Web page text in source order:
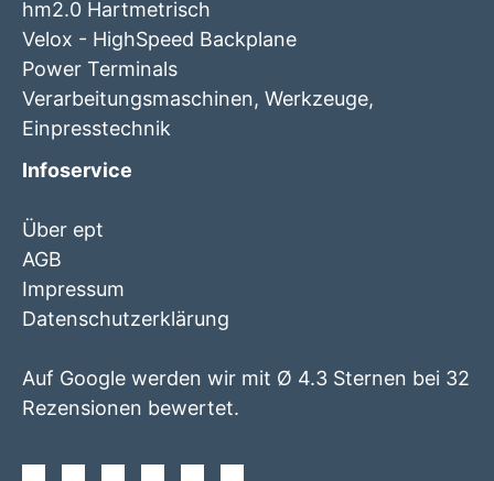
hm2.0 Hartmetrisch
Velox - HighSpeed Backplane
Power Terminals
Verarbeitungsmaschinen, Werkzeuge,
Einpresstechnik
Infoservice
Über ept
AGB
Impressum
Datenschutzerklärung
Auf Google werden wir mit Ø 4.3 Sternen bei 32
Rezensionen bewertet.